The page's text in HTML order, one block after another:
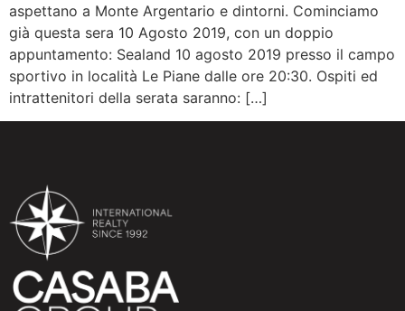
aspettano a Monte Argentario e dintorni. Cominciamo
già questa sera 10 Agosto 2019, con un doppio
appuntamento: Sealand 10 agosto 2019 presso il campo
sportivo in località Le Piane dalle ore 20:30. Ospiti ed
intrattenitori della serata saranno: […]